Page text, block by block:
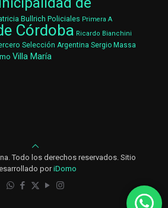
Bullrich Policiales Primera A
Córdoba Ricardo Bianchini
Selección Argentina Sergio Massa
Villa María
Todo los derechos reservados. Sitio
poriDomo